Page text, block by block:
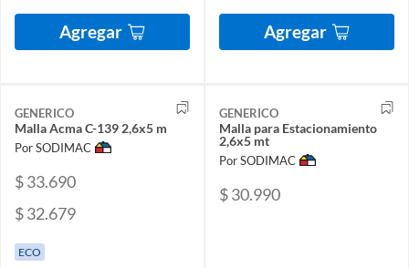
Agregar Agregar
GENERICO
Malla Acma C-139 2,6x5 m
Por SODIMAC
$ 33.690
$ 32.679
ECO
GENERICO
Malla para Estacionamiento
2,6x5 mt
Por SODIMAC
$ 30.990